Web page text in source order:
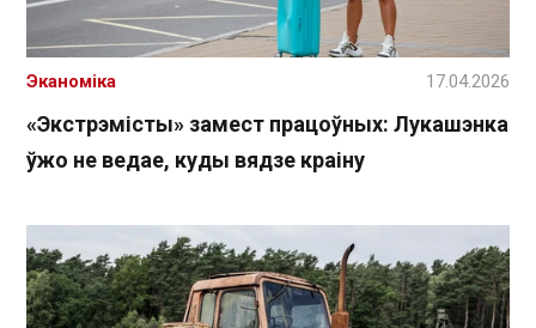
«Экстрэмісты» замест працоўных: Лукашэнка
ўжо не ведае, куды вядзе краіну
Эканоміка 17.04.2026